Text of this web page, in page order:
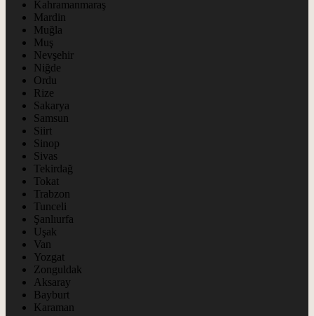
Kahramanmaraş
Mardin
Muğla
Muş
Nevşehir
Niğde
Ordu
Rize
Sakarya
Samsun
Siirt
Sinop
Sivas
Tekirdağ
Tokat
Trabzon
Tunceli
Şanlıurfa
Uşak
Van
Yozgat
Zonguldak
Aksaray
Bayburt
Karaman